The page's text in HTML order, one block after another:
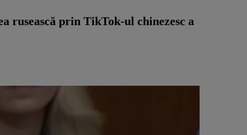
rusească prin TikTok-ul chinezesc a